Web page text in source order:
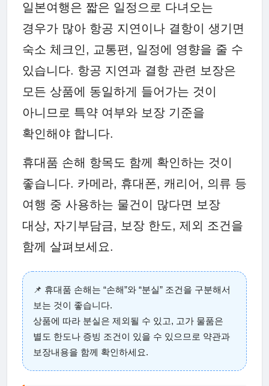
일본여행은 짧은 일정으로 다녀오는
경우가 많아 항공 지연이나 결항이 생기면
숙소 체크인, 교통편, 일정에 영향을 줄 수
있습니다. 항공 지연과 결항 관련 보장은
모든 상품에 동일하게 들어가는 것이
아니므로 특약 여부와 보장 기준을
확인해야 합니다.
휴대품 손해 항목도 함께 확인하는 것이
좋습니다. 카메라, 휴대폰, 캐리어, 의류 등
여행 중 사용하는 물건이 많다면 보장
대상, 자기부담금, 보장 한도, 제외 조건을
함께 살펴보세요.
📌 휴대품 손해는 “손해”와 “분실” 조건을 구분해서
보는 것이 좋습니다.
상품에 따라 분실은 제외될 수 있고, 고가 물품은
별도 한도나 증빙 조건이 있을 수 있으므로 약관과
보장내용을 함께 확인하세요.